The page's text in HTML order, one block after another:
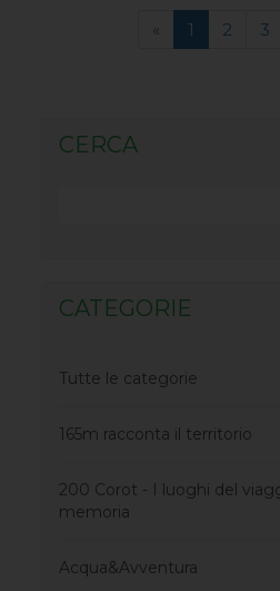
1 2 3
CERCA
CATEGORIE
Tutte le categorie
165m racconta il territorio
200 Corot - I luoghi del
memoria
Acqua&Avventura